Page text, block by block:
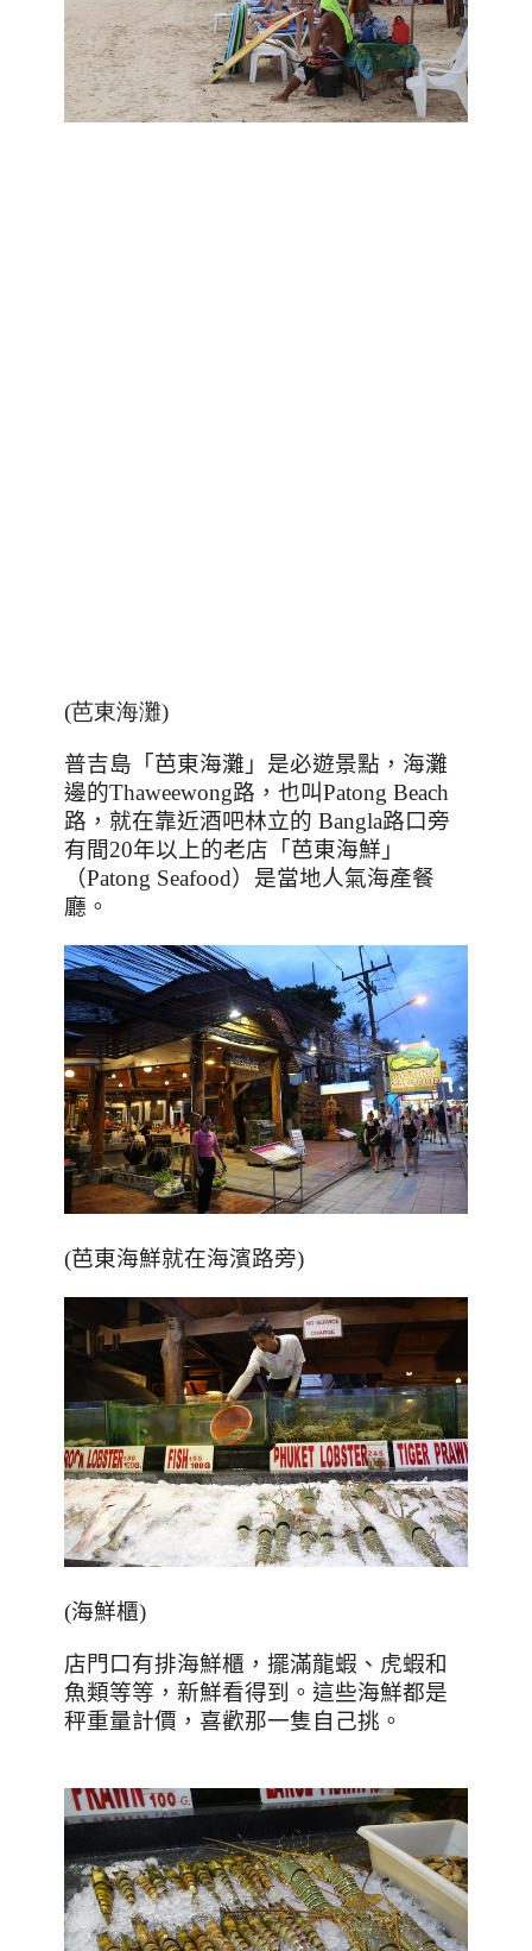
(芭東海灘)
普吉島「芭東海灘」是必遊景點，海灘
邊的Thaweewong路，也叫Patong Beach
路，就在靠近酒吧林立的 Bangla路口旁
有間20年以上的老店「芭東海鮮」
（Patong Seafood）是當地人氣海產餐
廳。
(芭東海鮮就在海濱路旁)
(海鮮櫃)
店門口有排海鮮櫃，擺滿龍蝦、虎蝦和
魚類等等，新鮮看得到。這些海鮮都是
秤重量計價，喜歡那一隻自己挑。